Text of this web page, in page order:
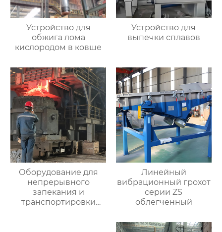
Устройство для
обжига лома
кислородом в ковше
Устройство для
выпечки сплавов
Оборудование для
непрерывного
запекания и
транспортировки
Линейный
вибрационный грохот
серии ZS
облегченный